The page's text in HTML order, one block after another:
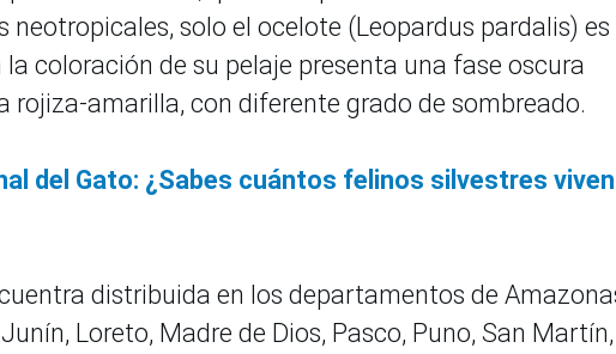
neotropicales, solo el ocelote (Leopardus pardalis) es
coloración de su pelaje presenta una fase oscura
rojiza-amarilla, con diferente grado de sombreado.
del Gato: ¿Sabes cuántos felinos silvestres
distribuida en los departamentos de
Loreto, Madre de Dios, Pasco, Puno, San Martín,